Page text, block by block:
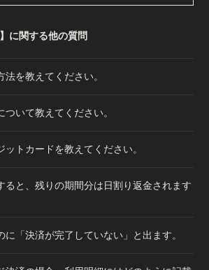
に関する他の質問
を教えてください。
いて教えてください。
ットカードを教えてください。
ると、残りの期間分は日割り返金されます
に「決済が完了していない」と出ます。